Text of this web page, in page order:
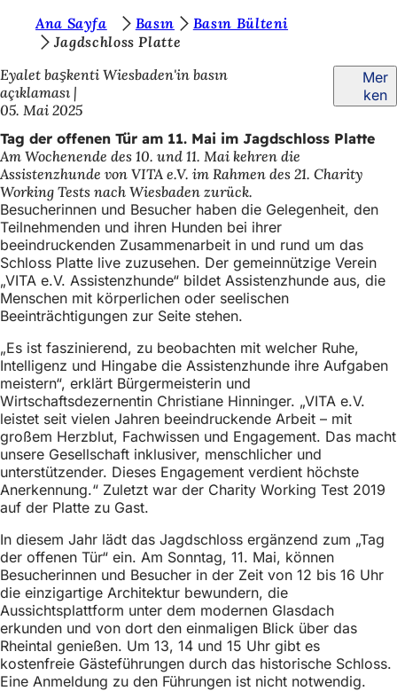
Inhalt anspringen
e
b
e
f
i
n
d
e
n
s
i
c
h
h
i
e
r
:
Ana Sayfa Basın
Basın Bülteni
Jagdschloss Platte
Eyalet başkenti Wiesbaden'in basın
açıklaması
05. Mai 2025
Mer
ken
Tag der offenen Tür am 11. Mai im Jagdschloss Platte
Am Wochenende des 10. und 11. Mai kehren die
Assistenzhunde von VITA e.V. im Rahmen des 21. Charity
Working Tests nach Wiesbaden zurück.
Besucherinnen und Besucher haben die Gelegenheit, den
Teilnehmenden und ihren Hunden bei ihrer
beeindruckenden Zusammenarbeit in und rund um das
Schloss Platte live zuzusehen. Der gemeinnützige Verein
„VITA e.V. Assistenzhunde“ bildet Assistenzhunde aus, die
Menschen mit körperlichen oder seelischen
Beeinträchtigungen zur Seite stehen.
„Es ist faszinierend, zu beobachten mit welcher Ruhe,
Intelligenz und Hingabe die Assistenzhunde ihre Aufgaben
meistern“, erklärt Bürgermeisterin und
Wirtschaftsdezernentin Christiane Hinninger. „VITA e.V.
leistet seit vielen Jahren beeindruckende Arbeit – mit
großem Herzblut, Fachwissen und Engagement. Das macht
unsere Gesellschaft inklusiver, menschlicher und
unterstützender. Dieses Engagement verdient höchste
Anerkennung.“ Zuletzt war der Charity Working Test 2019
auf der Platte zu Gast.
In diesem Jahr lädt das Jagdschloss ergänzend zum „Tag
der offenen Tür“ ein. Am Sonntag, 11. Mai, können
Besucherinnen und Besucher in der Zeit von 12 bis 16 Uhr
die einzigartige Architektur bewundern, die
Aussichtsplattform unter dem modernen Glasdach
erkunden und von dort den einmaligen Blick über das
Rheintal genießen. Um 13, 14 und 15 Uhr gibt es
kostenfreie Gästeführungen durch das historische Schloss.
Eine Anmeldung zu den Führungen ist nicht notwendig.